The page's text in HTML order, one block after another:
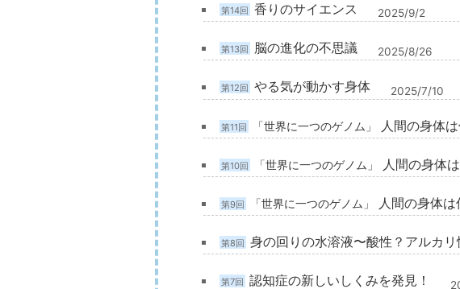
第14回 香りのサイエンス 2025/9/2
第13回 脳の進化の不思議 2025/8/26
第12回 やる気が動かす身体 2025/7/10
第11回 「世界に一つのゲノム」 人間の身体
第10回 「世界に一つのゲノム」 人間の身体
第9回 「世界に一つのゲノム」 人間の身体
第8回 身の回りの水溶液〜酸性？アルカリ
第7回 認知症の新しいしくみを発見！